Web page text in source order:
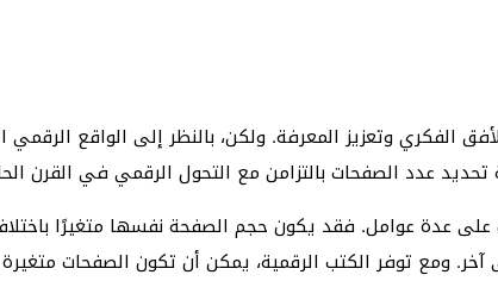
وتعزيز المعرفة. ولكن، بالنظر إلى الواقع الرقمي
عدد الصفحات بالتزامن مع التحول الرقمي في القرن
عدة عوامل. فقد يكون حجم الصفحة نفسها متغيرًا باختلاف
ومع توفر الكتب الرقمية، يمكن أن تكون الصفحات متغيرة